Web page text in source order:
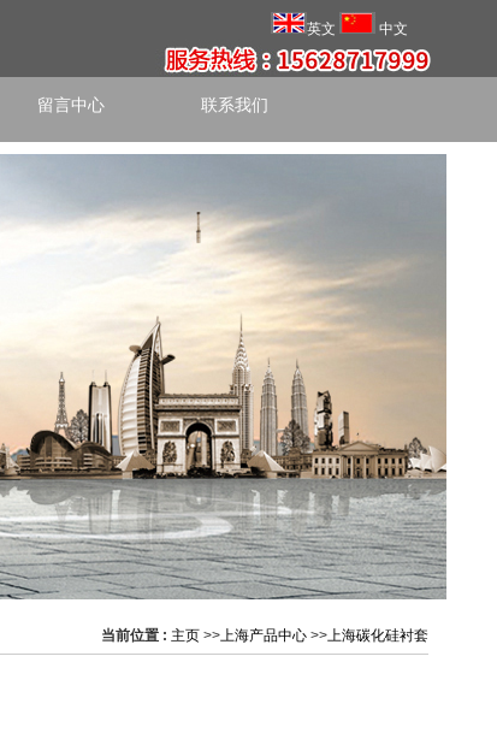
英文 中文
留言中心 联系我们
当前位置 : 主页 >>上海产品中心 >>上海碳化硅衬套